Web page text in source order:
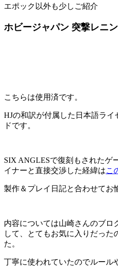
エポック以外も少しご紹介
ホビージャパン 突撃レニ
こちらは使用済です。
HJの和訳が付属した日本語ラ
ドです。
SIX ANGLESで復刻もされたゲ
イナーと直接交渉した経緯はこ
製作＆プレイ日記と合わせてお
内容については山崎さんのブロ
して、とてもお気に入りだった
た。
丁寧に使われていたのでルール